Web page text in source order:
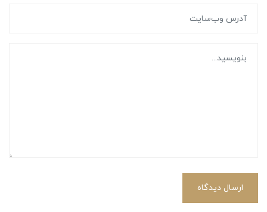
ارسال دیدگاه